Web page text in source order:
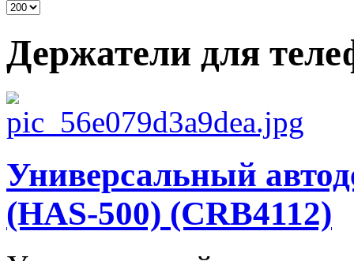
Держатели для
Универсальный
(HAS-500) (CRB4112)